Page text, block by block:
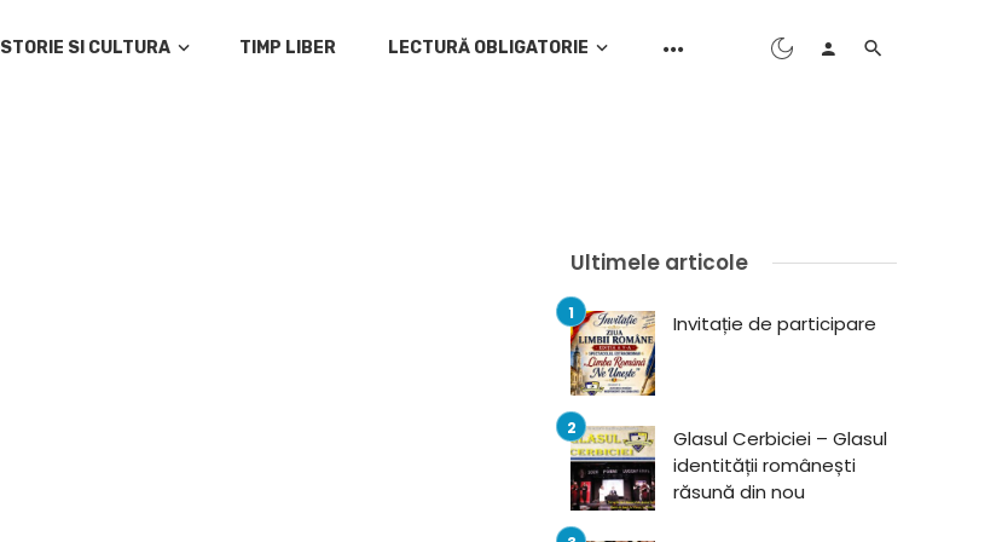
ISTORIE SI CULTURA TIMP LIBER LECTURĂ OBLIGATORIE
Ultimele articole
Invitație de participare
Glasul Cerbiciei – Glasul
identității românești
răsună din nou